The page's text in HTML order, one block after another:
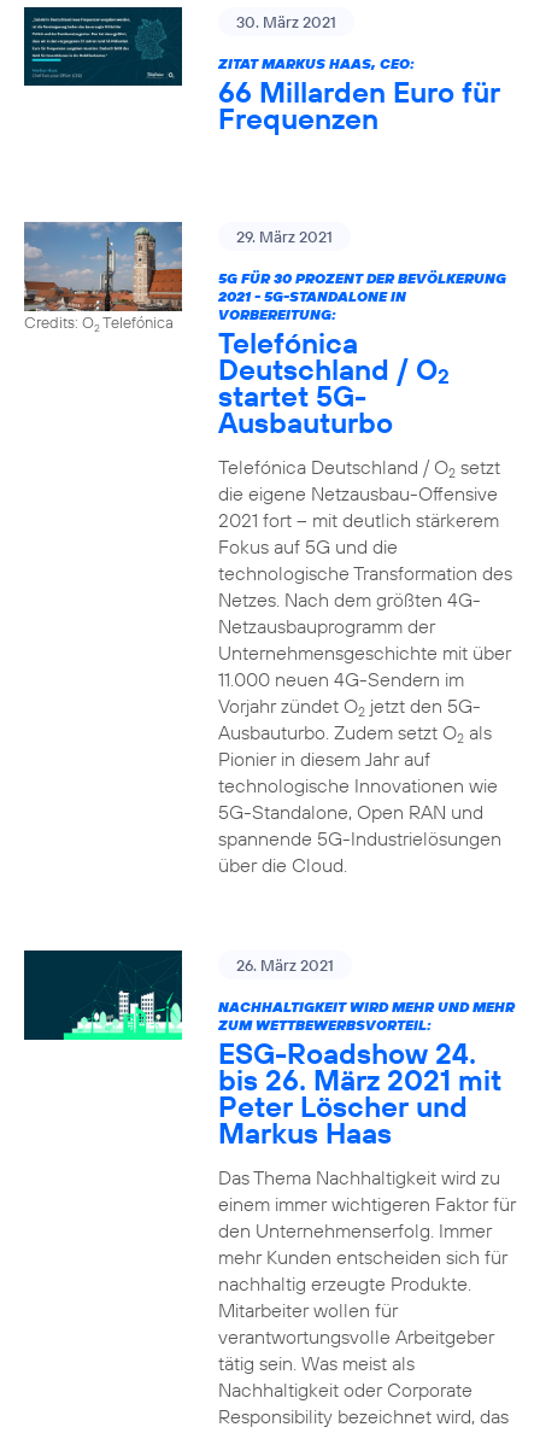
30. März 2021
ZITAT MARKUS HAAS, CEO:
66 Millarden Euro für
Frequenzen
Credits: O2Telefónica
29. März 2021
5G FÜR 30 PROZENT DER BEVÖLKERUNG
2021 - 5G-STANDALONE IN
VORBEREITUNG:
Telefónica
Deutschland / O2
startet 5G-
Ausbauturbo
Telefónica Deutschland / O2setzt
die eigene Netzausbau-Offensive
2021 fort – mit deutlich stärkerem
Fokus auf 5G und die
technologische Transformation des
Netzes. Nach dem größten 4G-
Netzausbauprogramm der
Unternehmensgeschichte mit über
11.000 neuen 4G-Sendern im
Vorjahr zündet O2jetzt den 5G-
Ausbauturbo. Zudem setzt O2als
Pionier in diesem Jahr auf
technologische Innovationen wie
5G-Standalone, Open RAN und
spannende 5G-Industrielösungen
über die Cloud.
26. März 2021
NACHHALTIGKEIT WIRD MEHR UND MEHR
ZUM WETTBEWERBSVORTEIL:
ESG-Roadshow 24.
bis 26. März 2021 mit
Peter Löscher und
Markus Haas
Das Thema Nachhaltigkeit wird zu
einem immer wichtigeren Faktor für
den Unternehmenserfolg. Immer
mehr Kunden entscheiden sich für
nachhaltig erzeugte Produkte.
Mitarbeiter wollen für
verantwortungsvolle Arbeitgeber
tätig sein. Was meist als
Nachhaltigkeit oder Corporate
Responsibility bezeichnet wird, das